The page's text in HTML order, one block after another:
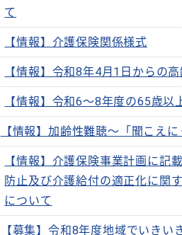
て
【情報】介護保険関係様式
【情報】令和8年4月1日からの
【情報】令和6～8年度の65歳以
【情報】加齢性難聴～「聞こえ
【情報】介護保険事業計画に記
防止及び介護給付の適正化に関
について
【募集】令和8年度地域でいき